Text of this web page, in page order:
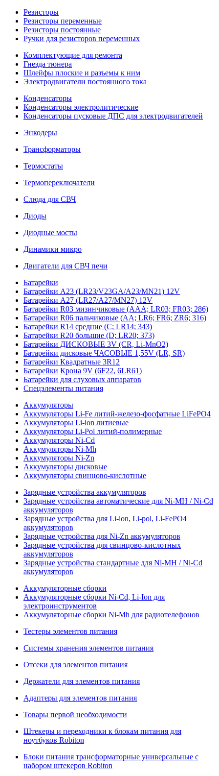
Резисторы
Резисторы переменные
Резисторы постоянные
Ручки для резисторов переменных
Комплектующие для ремонта
Гнезда тюнера
Шлейфы плоские и разъемы к ним
Электродвигатели постоянного тока
Конденсаторы
Конденсаторы электролитические
Конденсаторы пусковые ДПС для электродвигателей
Энкодеры
Трансформаторы
Термостаты
Термопереключатели
Слюда для СВЧ
Диоды
Диодные мосты
Динамики микро
Двигатели для СВЧ печи
Батарейки
Батарейки A23 (LR23/V23GA/A23/MN21) 12V
Батарейки A27 (LR27/A27/MN27) 12V
Батарейки R03 мизинчиковые (AAA; LR03; FR03; 286)
Батарейки R06 пальчиковые (AA; LR6; FR6; ZR6; 316)
Батарейки R14 средние (C; LR14; 343)
Батарейки R20 большие (D; LR20; 373)
Батарейки ДИСКОВЫЕ 3V (CR, Li-MnO2)
Батарейки дисковые ЧАСОВЫЕ 1,55V (LR, SR)
Батарейки Квадратные 3R12
Батарейки Крона 9V (6F22, 6LR61)
Батарейки для слуховых аппаратов
Спецэлементы питания
Аккумуляторы
Аккумуляторы Li-Fe литий-железо-фосфатные LiFePO4
Аккумуляторы Li-ion литиевые
Аккумуляторы Li-Pol литий-полимерные
Аккумуляторы Ni-Cd
Аккумуляторы Ni-Mh
Аккумуляторы Ni-Zn
Аккумуляторы дисковые
Аккумуляторы свинцово-кислотные
Зарядные устройства аккумуляторов
Зарядные устройства автоматические для Ni-MH / Ni-Cd
аккумуляторов
Зарядные устройства для Li-ion, Li-pol, Li-FePO4
аккумуляторов
Зарядные устройства для Ni-Zn аккумуляторов
Зарядные устройства для свинцово-кислотных
аккумуляторов
Зарядные устройства стандартные для Ni-MH / Ni-Cd
аккумуляторов
Аккумуляторные сборки
Аккумуляторные сборки Ni-Cd, Li-Ion для
электроинструментов
Аккумуляторные сборки Ni-Mh для радиотелефонов
Тестеры элементов питания
Системы хранения элементов питания
Отсеки для элементов питания
Держатели для элементов питания
Адаптеры для элементов питания
Товары первой необходимости
Штекеры и переходники к блокам питания для
ноутбуков Robiton
Блоки питания трансформаторные универсальные с
набором штекеров Robiton